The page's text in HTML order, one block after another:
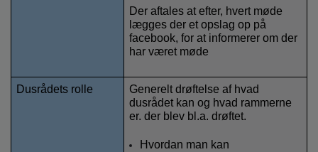
Der aftales at efter, hvert møde
lægges der et opslag op på
facebook, for at informerer om der
har været møde
Dusrådets rolle
Generelt drøftelse af hvad
dusrådet kan og hvad rammerne
er. der blev bl.a. drøftet.
Hvordan man kan